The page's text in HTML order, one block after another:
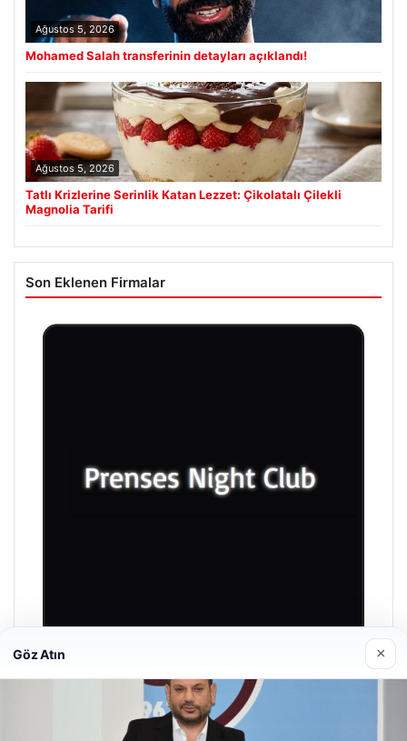
Ağustos 5, 2026
Mohamed Salah transferinin detayları açıklandı!
Ağustos 5, 2026
Tatlı Krizlerine Serinlik Katan Lezzet: Çikolatalı Çilekli
Magnolia Tarifi
Son Eklenen Firmalar
Prenses Night Club
Göz Atın ×